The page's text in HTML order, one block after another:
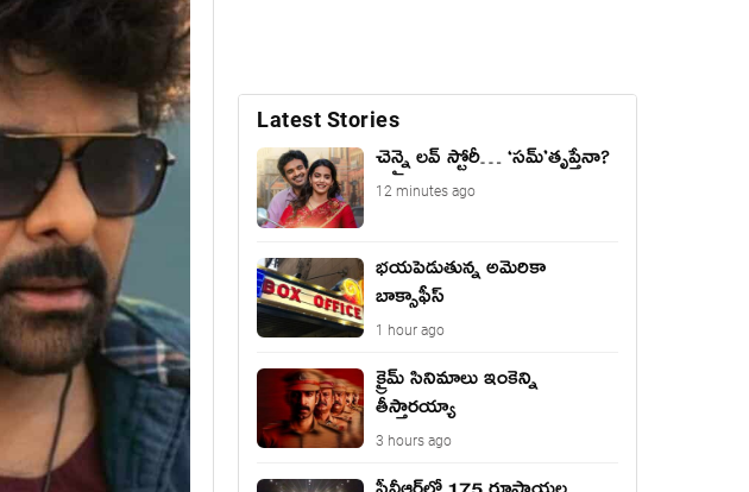
Latest Stories
చెన్నై లవ్ స్టోరీ… ‘సమ్’తృప్తేనా?
12 minutes ago
భయపెడుతున్న అమెరికా
బాక్సాఫీస్
1 hour ago
క్రైమ్ సినిమాలు ఇంకెన్ని
తీస్తారయ్యా
3 hours ago